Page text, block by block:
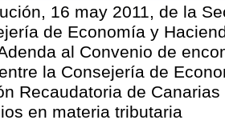
16 may 2011, de la
de Economía y
al Convenio de
la Consejería de
Recaudatoria de
en materia tributaria